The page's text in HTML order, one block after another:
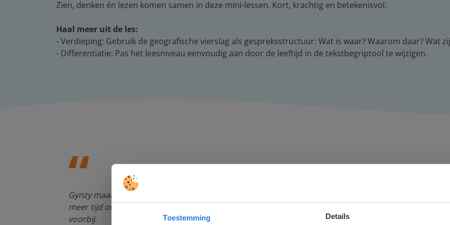
Toestemming Details
Zien, denken én lezen komen samen in deze mini-lessen. Kort, krachtig en betekenisvol.
Haal meer uit de les:
- Verdieping: Gebruik de geografische vierslag als gespreksstructuur: Wat is waar? Waarom daar? Wat
- Differentiatie: Pas het leesniveau eenvoudig aan door de leeftijd in de tekstbegriptool te wijzigen.
Gynzy maakt het lesgeven zoveel eenvoudiger én aantrekkelijker voor zowel de leerkracht als de
meer tijd om echt elke leerling de nodige aandacht te geven. Zinloos tijdsverlies van o.a. verbeteren
voorbij.